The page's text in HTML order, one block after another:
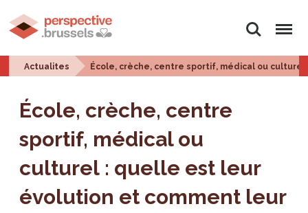
Rechercher
Menu
Actualites École, crèche, centre sportif, médical ou
École, crèche, centre
sportif, médical ou
culturel : quelle est leur
évolution et comment leur